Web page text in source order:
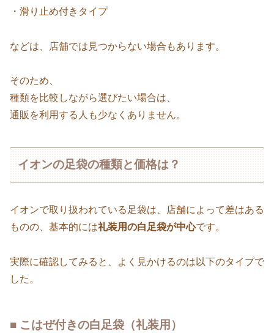
・滑り止め付きタイプ
などは、店舗では見つからない場合もあります。
そのため、
種類を比較しながら選びたい場合は、
通販を利用する人も少なくありません。
イオンの足袋の種類と価格は？
イオンで取り扱われている足袋は、店舗によって差はある
ものの、基本的には礼装用の白足袋が中心です。
実際に確認してみると、よく見かけるのは以下のタイプで
した。
■ こはぜ付きの白足袋（礼装用）